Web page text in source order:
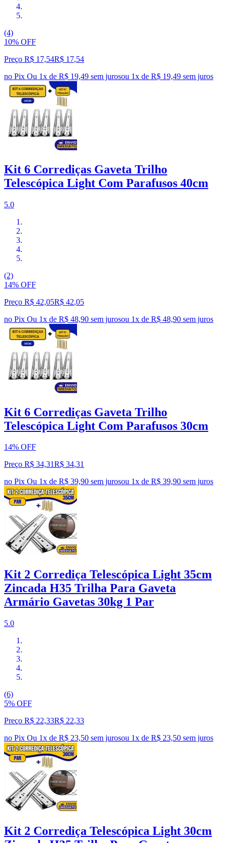
(4)
10% OFF
Preço R$ 17,54R$ 17,54
no Pix Ou 1x de R$ 19,49 sem jurosou 1x de R$ 19,49 sem juros
Kit 6 Corrediças Gaveta Trilho
Telescópica Light Com Parafusos 40cm
5.0
(2)
14% OFF
Preço R$ 42,05R$ 42,05
no Pix Ou 1x de R$ 48,90 sem jurosou 1x de R$ 48,90 sem juros
Kit 6 Corrediças Gaveta Trilho
Telescópica Light Com Parafusos 30cm
14% OFF
Preço R$ 34,31R$ 34,31
no Pix Ou 1x de R$ 39,90 sem jurosou 1x de R$ 39,90 sem juros
Kit 2 Corrediça Telescópica Light 35cm
Zincada H35 Trilha Para Gaveta
Armário Gavetas 30kg 1 Par
5.0
(6)
5% OFF
Preço R$ 22,33R$ 22,33
no Pix Ou 1x de R$ 23,50 sem jurosou 1x de R$ 23,50 sem juros
Kit 2 Corrediça Telescópica Light 30cm